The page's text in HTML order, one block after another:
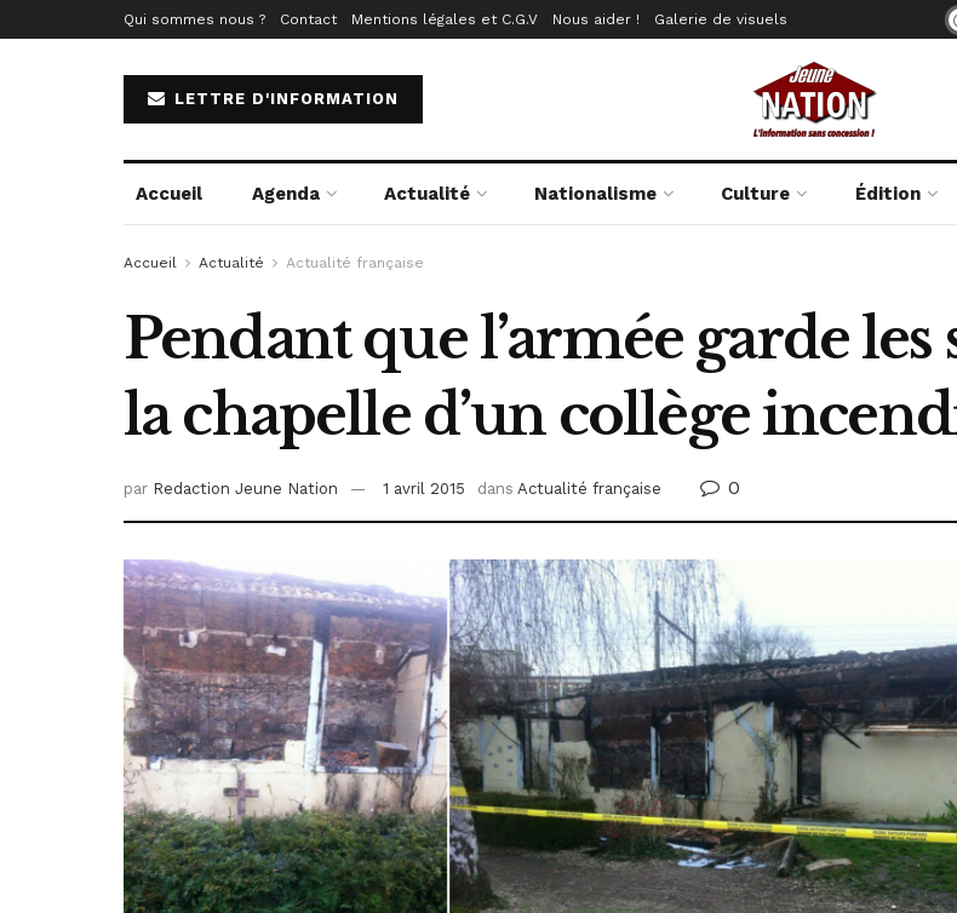
Qui sommes nous ? Contact Mentions légales et C.G.V Nous aider ! Galerie de visuels
LETTRE D'INFORMATION
Accueil Agenda Actualité Nationalisme Culture Édition
Accueil Actualité Actualité française
Pendant que l’armée garde les
la chapelle d’un collège
par Redaction Jeune Nation 1 avril 2015 dans Actualité française 0